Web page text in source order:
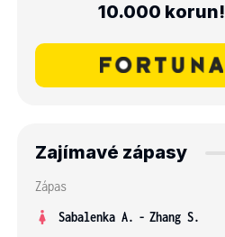
10.000 korun!
Zajímavé zápasy
Zápas
Sabalenka A. - Zhang S.